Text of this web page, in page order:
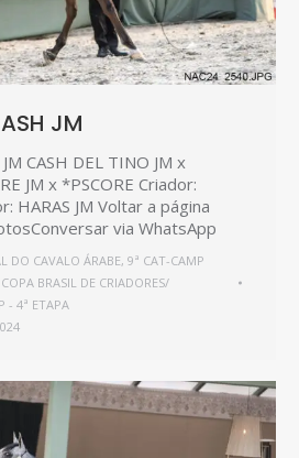
JM
CASH DEL TINO JM x
JM x *PSCORE Criador:
HARAS JM Voltar a página
via WhatsApp
DO CAVALO ÁRABE, 9ª CAT-CAMP
COPA BRASIL DE CRIADORES/
- 4ª ETAPA